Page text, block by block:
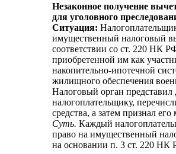
Незаконное получение
для уголовного
Ситуация:
имущественный налоговый
соответствии со ст. 220 НК
приобретенной им как
накопительно-ипотечной
жилищного обеспечения
Налоговый орган
налогоплательщику,
средства, а затем признал
Суть. Каждый
право на имущественный
на основании п. 3 ст. 220 НК